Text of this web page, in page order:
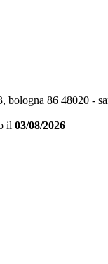
bologna 86 48020 -
il 03/08/2026